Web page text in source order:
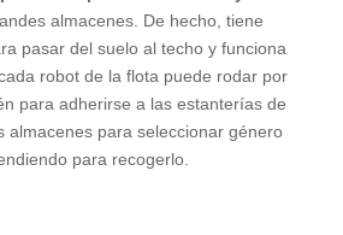
almacenes. De hecho, tiene
pasar del suelo al techo y funciona
robot de la flota puede rodar por
para adherirse a las estanterías de
almacenes para seleccionar género
para recogerlo.